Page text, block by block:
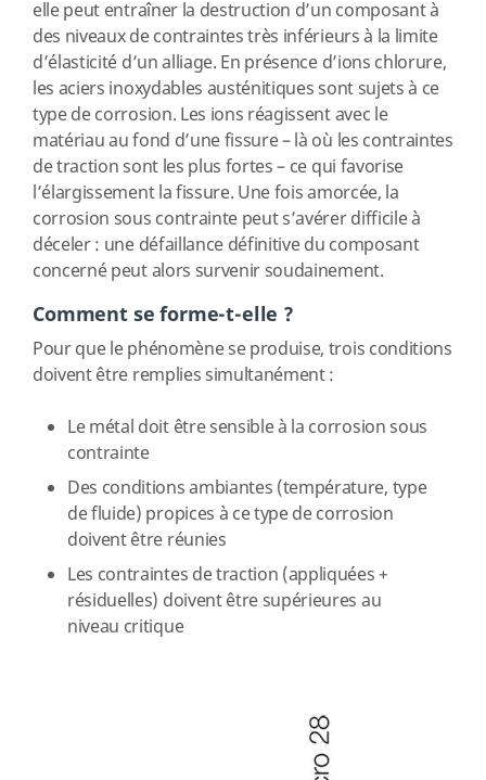
elle peut entraîner la destruction d’un composant à
des niveaux de contraintes très inférieurs à la limite
d’élasticité d’un alliage. En présence d’ions chlorure,
les aciers inoxydables austénitiques sont sujets à ce
type de corrosion. Les ions réagissent avec le
matériau au fond d’une fissure – là où les contraintes
de traction sont les plus fortes – ce qui favorise
l’élargissement la fissure. Une fois amorcée, la
corrosion sous contrainte peut s’avérer difficile à
déceler : une défaillance définitive du composant
concerné peut alors survenir soudainement.
Comment se forme-t-elle ?
Pour que le phénomène se produise, trois conditions
doivent être remplies simultanément :
Le métal doit être sensible à la corrosion sous
contrainte
Des conditions ambiantes (température, type
de fluide) propices à ce type de corrosion
doivent être réunies
Les contraintes de traction (appliquées +
résiduelles) doivent être supérieures au
niveau critique